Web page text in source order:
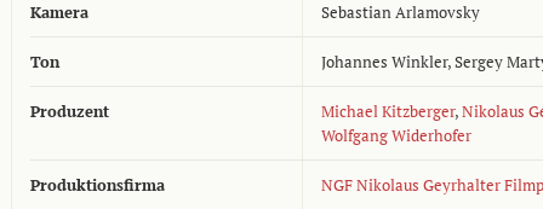
Kamera Sebastian Arlamovsky
Ton Johannes Winkler,Sergey
Produzent Michael Kitzberger,Nikolaus
Wolfgang Widerhofer
Produktionsfirma NGF Nikolaus Geyrhalter